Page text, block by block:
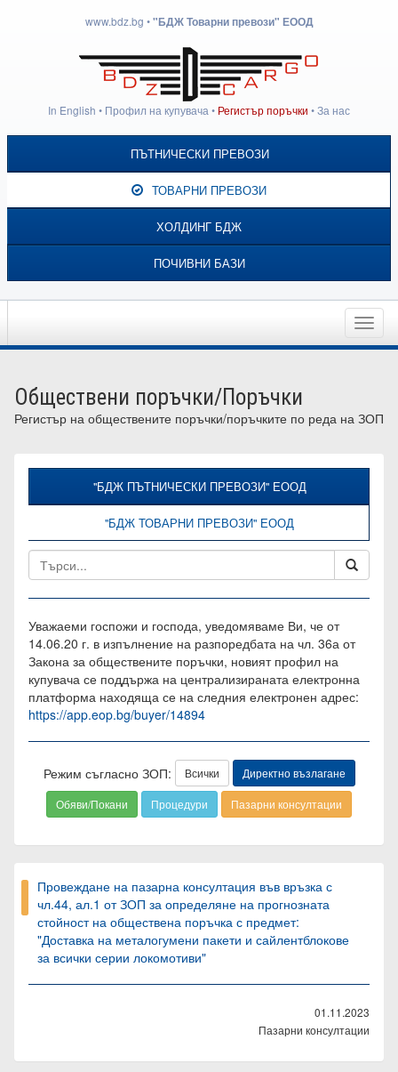
www.bdz.bg •"БДЖ Товарни превози" ЕООД
In English • Профил на купувача • Регистър поръчки •За нас
ПЪТНИЧЕСКИ ПРЕВОЗИ
ТОВАРНИ ПРЕВОЗИ
ХОЛДИНГ БДЖ
ПОЧИВНИ БАЗИ
Toggle
Обществени поръчки/Поръчки
Регистър на обществените поръчки/поръчките по реда на ЗОП
"БДЖ ПЪТНИЧЕСКИ ПРЕВОЗИ" ЕООД
"БДЖ ТОВАРНИ ПРЕВОЗИ" ЕООД
Уважаеми госпожи и господа, уведомяваме Ви, че от
14.06.20 г. в изпълнение на разпоредбата на чл. 36а от
Закона за обществените поръчки, новият профил на
купувача се поддържа на централизираната електронна
платформа находяща се на следния електронен адрес:
https://app.eop.bg/buyer/14894
Режим съгласно ЗОП: Всички Директно възлагане
Обяви/Покани Процедури Пазарни консултации
Провеждане на пазарна консултация във връзка с
чл.44, ал.1 от ЗОП за определяне на прогнозната
стойност на обществена поръчка с предмет:
"Доставка на металогумени пакети и сайлентблокове
за всички серии локомотиви"
01.11.2023
Пазарни консултации